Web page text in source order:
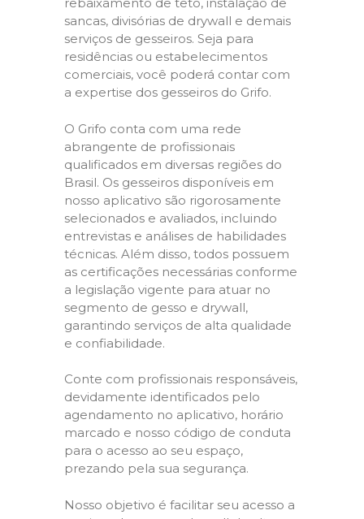
sancas, divisórias de drywall e demais
serviços de gesseiros. Seja para
residências ou estabelecimentos
comerciais, você poderá contar com
a expertise dos gesseiros do Grifo.
O Grifo conta com uma rede
abrangente de profissionais
qualificados em diversas regiões do
Brasil. Os gesseiros disponíveis em
nosso aplicativo são rigorosamente
selecionados e avaliados, incluindo
entrevistas e análises de habilidades
técnicas. Além disso, todos possuem
as certificações necessárias conforme
a legislação vigente para atuar no
segmento de gesso e drywall,
garantindo serviços de alta qualidade
e confiabilidade.
Conte com profissionais responsáveis,
devidamente identificados pelo
agendamento no aplicativo, horário
marcado e nosso código de conduta
para o acesso ao seu espaço,
prezando pela sua segurança.
Nosso objetivo é facilitar seu acesso a